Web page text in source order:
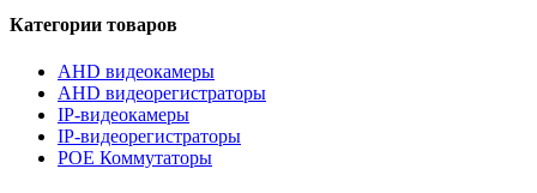
Категории товаров
AHD видеокамеры
AHD видеорегистраторы
IP-видеокамеры
IP-видеорегистраторы
POE Коммутаторы